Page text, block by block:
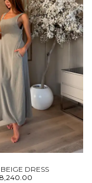
DRESS